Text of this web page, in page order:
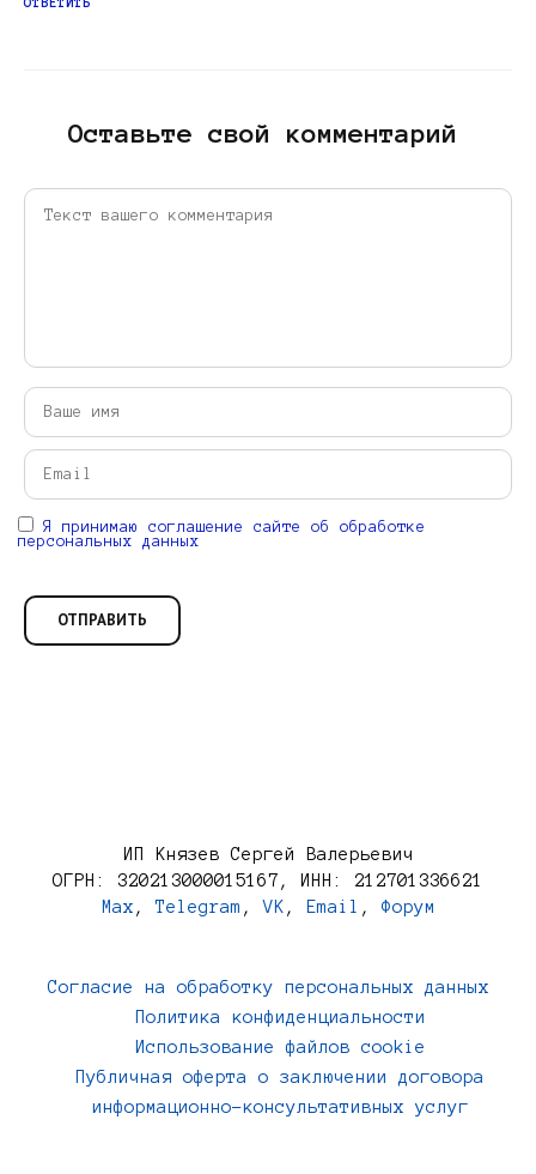
Оставьте свой комментарий
Я принимаю соглашение сайте об обработке
персональных данных
ИП Князев Сергей Валерьевич
ОГРН: 320213000015167, ИНН: 212701336621
Max ,Telegram ,VK , Email , Форум
Согласие на обработку персональных данных
Политика конфиденциальности
Использование файлов cookie
Публичная оферта о заключении договора
информационно-консультативных услуг